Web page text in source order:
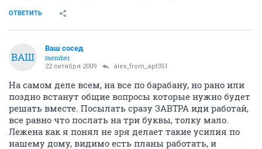
ОТВЕТИТЬ
ВАШ
Ваш сосед
member
22 октября 2009 alex_from_apt351
На самом деле всем, на все по барабану, но рано или
поздно встанут общие вопросы которые нужно будет
решать вместе. Посылать сразу ЗАВТРА иди работай,
все равно что послать на три буквы, толку мало.
Лежена как я понял не зря делает такие усилия по
нашему дому, видимо есть планы работать, и